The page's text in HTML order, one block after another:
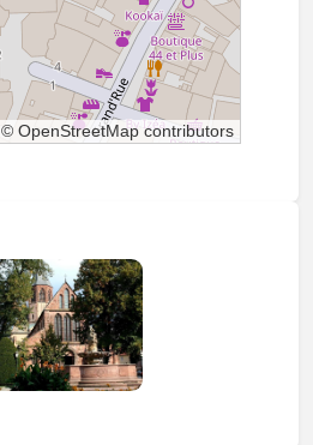
© OpenStreetMap contributors